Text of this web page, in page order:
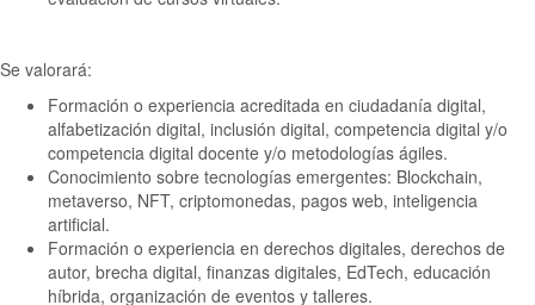
Se valorará:
Formación o experiencia acreditada en ciudadanía digital,
alfabetización digital, inclusión digital, competencia digital y/o
competencia digital docente y/o metodologías ágiles.
Conocimiento sobre tecnologías emergentes: Blockchain,
metaverso, NFT, criptomonedas, pagos web, inteligencia
artificial.
Formación o experiencia en derechos digitales, derechos de
autor, brecha digital, finanzas digitales, EdTech, educación
híbrida, organización de eventos y talleres.